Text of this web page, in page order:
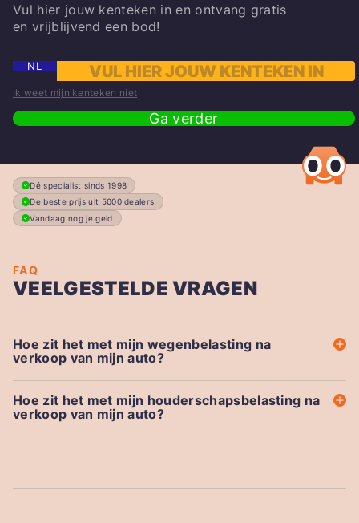
Vul hier jouw kenteken in en ontvang gratis
en vrijblijvend een bod!
NL
Ik weet mijn kenteken niet
Ga verder
Dé specialist sinds 1998
De beste prijs uit 5000 dealers
Vandaag nog je geld
FAQ
VEELGESTELDE VRAGEN
Hoe zit het met mijn wegenbelasting na
verkoop van mijn auto?
Hoe zit het met mijn houderschapsbelasting na
verkoop van mijn auto?